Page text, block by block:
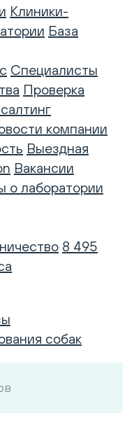
Клиники-
База
Специалисты
Проверка
компании
Выездная
Вакансии
о лаборатории
8 495
собак